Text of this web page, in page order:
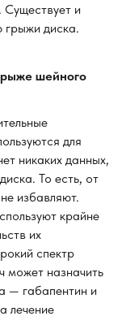
Существует и
диска.
шейного
для
никаких данных,
То есть, от
избавляют.
крайне
их
спектр
может назначить
— габапентин и
лечение